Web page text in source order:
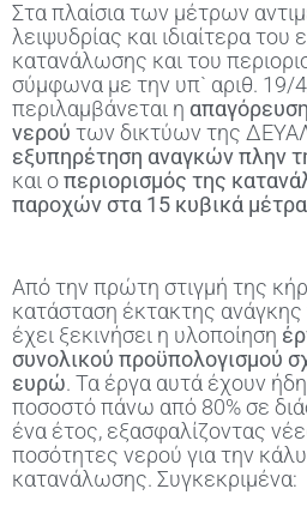
Στα πλαίσια των μέτρων
λειψυδρίας και ιδιαίτερα του
κατανάλωσης και του
σύμφωνα με την υπ` αριθ. 19/
περιλαμβάνεται η
νερού των δικτύων της
εξυπηρέτηση αναγκών πλην
και ο περιορισμός της
παροχών στα 15 κυβικά
Από την πρώτη στιγμή της
κατάσταση έκτακτης
έχει ξεκινήσει η υλοποίηση
συνολικού προϋπολογισμού
ευρώ. Τα έργα αυτά έχουν
ποσοστό πάνω από 80% σε
ένα έτος, εξασφαλίζοντας
ποσότητες νερού για την
κατανάλωσης. Συγκεκριμένα: